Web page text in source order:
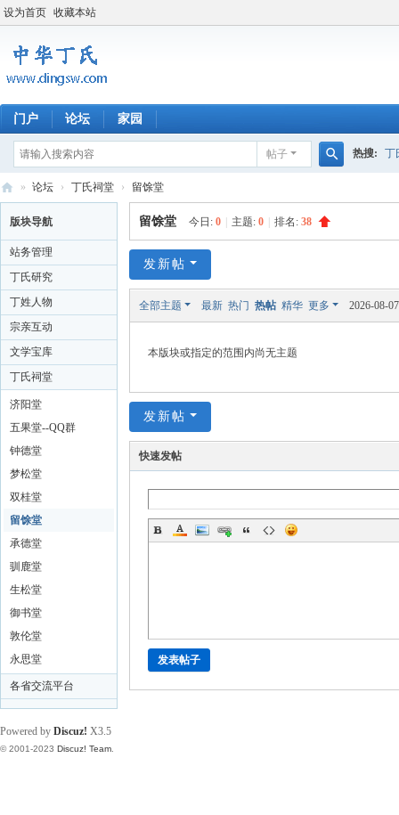
设为首页 收藏本站
门户 论坛 家园
帖子
索
热搜: 丁
华
丁
氏
网
» 论坛 › 丁氏祠堂 › 留馀堂
版块导航
站务管理
丁氏研究
丁姓人物
宗亲互动
文学宝库
丁氏祠堂
济阳堂
五果堂--QQ群
53719360
钟德堂
梦松堂
双桂堂
留馀堂
承德堂
驯鹿堂
生松堂
御书堂
敦伦堂
永思堂
各省交流平台
留馀堂 今日: 0 主题: 0 排名: 38
发新帖
全部主题 最新 热门 热帖 精华 更多 2026-08-07
本版块或指定的范围内尚无主题
发新帖
快速发帖
发表帖子
Powered by Discuz! X3.5
© 2001-2023 Discuz! Team